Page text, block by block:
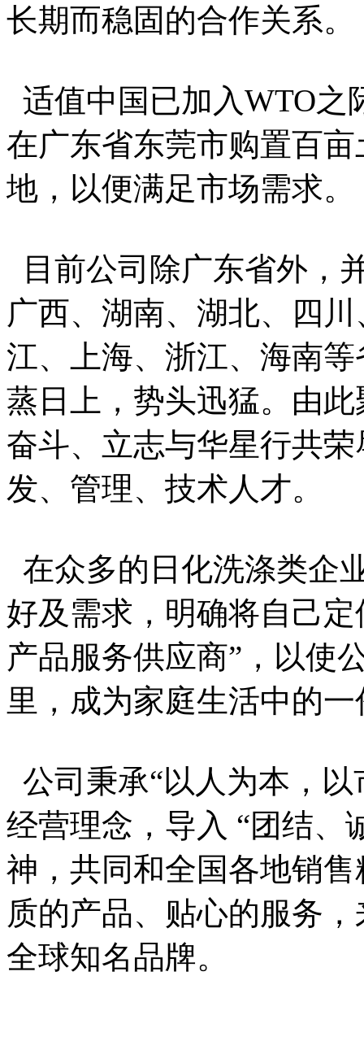
长期而稳固的合作关系。
适值中国已加入WTO之
在广东省东莞市购置百
地，以便满足市场需求。
目前公司除广东省外，
广西、湖南、湖北、四
江、上海、浙江、海南
蒸日上，势头迅猛。由
奋斗、立志与华星行共
发、管理、技术人才。
在众多的日化洗涤类企
好及需求，明确将自己
产品服务供应商”，以使
里，成为家庭生活中的
公司秉承“以人为本，
经营理念，导入 “团结、
神，共同和全国各地销
质的产品、贴心的服务
全球知名品牌。